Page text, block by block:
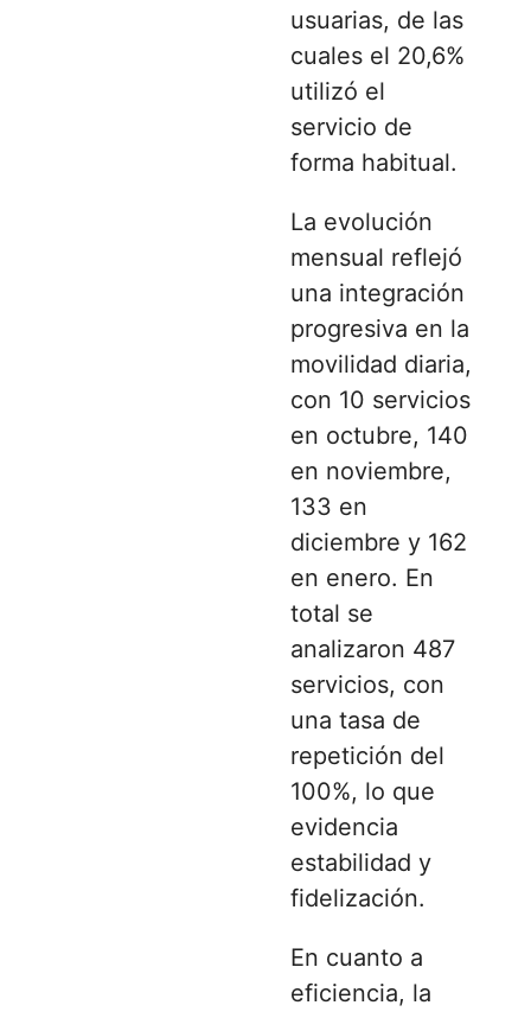
usuarias, de las
cuales el 20,6%
utilizó el
servicio de
forma habitual.
La evolución
mensual reflejó
una integración
progresiva en la
movilidad diaria,
con 10 servicios
en octubre, 140
en noviembre,
133 en
diciembre y 162
en enero. En
total se
analizaron 487
servicios, con
una tasa de
repetición del
100%, lo que
evidencia
estabilidad y
fidelización.
En cuanto a
eficiencia, la